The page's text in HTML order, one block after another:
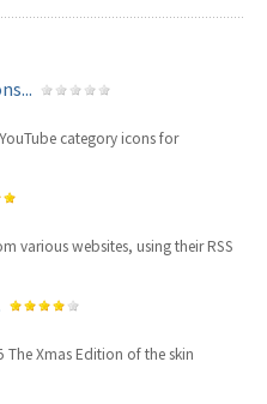
category icons for
various websites, using their RSS
The Xmas Edition of the skin